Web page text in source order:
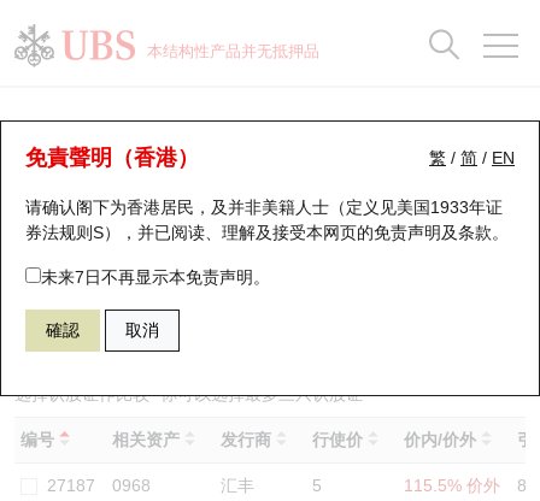
本结构性产品并无抵押品
繁 / 简 / EN
免責聲明（香港）
请确认阁下为香港居民，及并非美籍人士（定义见美国1933年证
券法规则S），并已阅读、理解及接受本网页的免责声明及条款。
未来7日不再显示本免责声明。
確認 取消
认股证分析仪
表现 街货统计 比较
22496 瑞银认购 0968 信义光能
选择认股证作比较*你可以选择最多三只认股证
编号 相关资产 发行商 行使价 价内/价外 引
27187 0968 汇丰 5 115.5% 价外
瑞银认股证一览
新发行瑞银认股证
即将到期认股证
认股证到期结算价查找
认股证分析仪
认股证速算机
街货统计
比较
牛熊全景快搜
牛熊证搜寻
牛熊证街货分布图
正股牛熊证列表
新发行瑞银牛熊证
已收回牛熊证剩余价值
街货统计
比较
十大升幅/跌幅
十大认股证成交分布
十天股证占大市成交
资金流
街货统计
三十大平均引伸波幅
正股分析仪
二十大活跃股份
恒指成份股
国指成份股
科指成份股
相关资产沽空
持股比重
显示所有持股比重
每月轮证大市专题
轮证专栏
讲座及教育短片
认股证投资者教育
牛熊证投资者教育
认股证牛熊证常问问题